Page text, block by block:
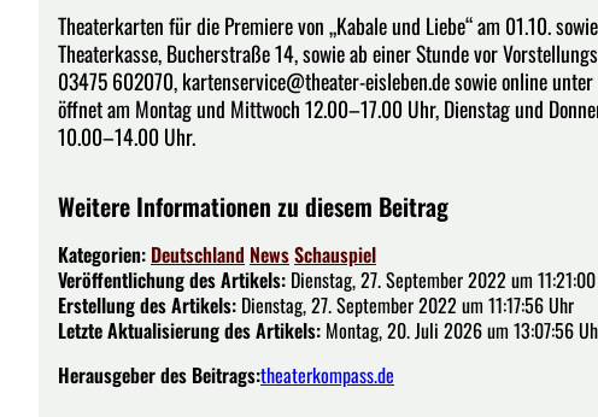
Theaterkarten für die Premiere von „Kabale und Liebe“ am 01.10.
Theaterkasse, Bucherstraße 14, sowie ab einer Stunde vor
03475 602070, kartenservice@theater-eisleben.de sowie online
öffnet am Montag und Mittwoch 12.00–17.00 Uhr, Dienstag und
10.00–14.00 Uhr.
Weitere Informationen zu diesem Beitrag
Kategorien: Deutschland NewsSchauspiel
Veröffentlichung des Artikels: Dienstag, 27. September 2022 um
Erstellung des Artikels: Dienstag, 27. September 2022 um 11:17:56 Uhr
Letzte Aktualisierung des Artikels: Montag, 20. Juli 2026 um 13:07:56
Herausgeber des Beitrags:theaterkompass.de